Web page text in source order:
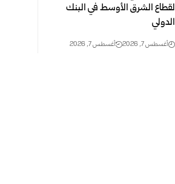
لقطاع الشرق الأوسط في البنك
الدولي
أغسطس 7, 2026 أغسطس 7, 2026